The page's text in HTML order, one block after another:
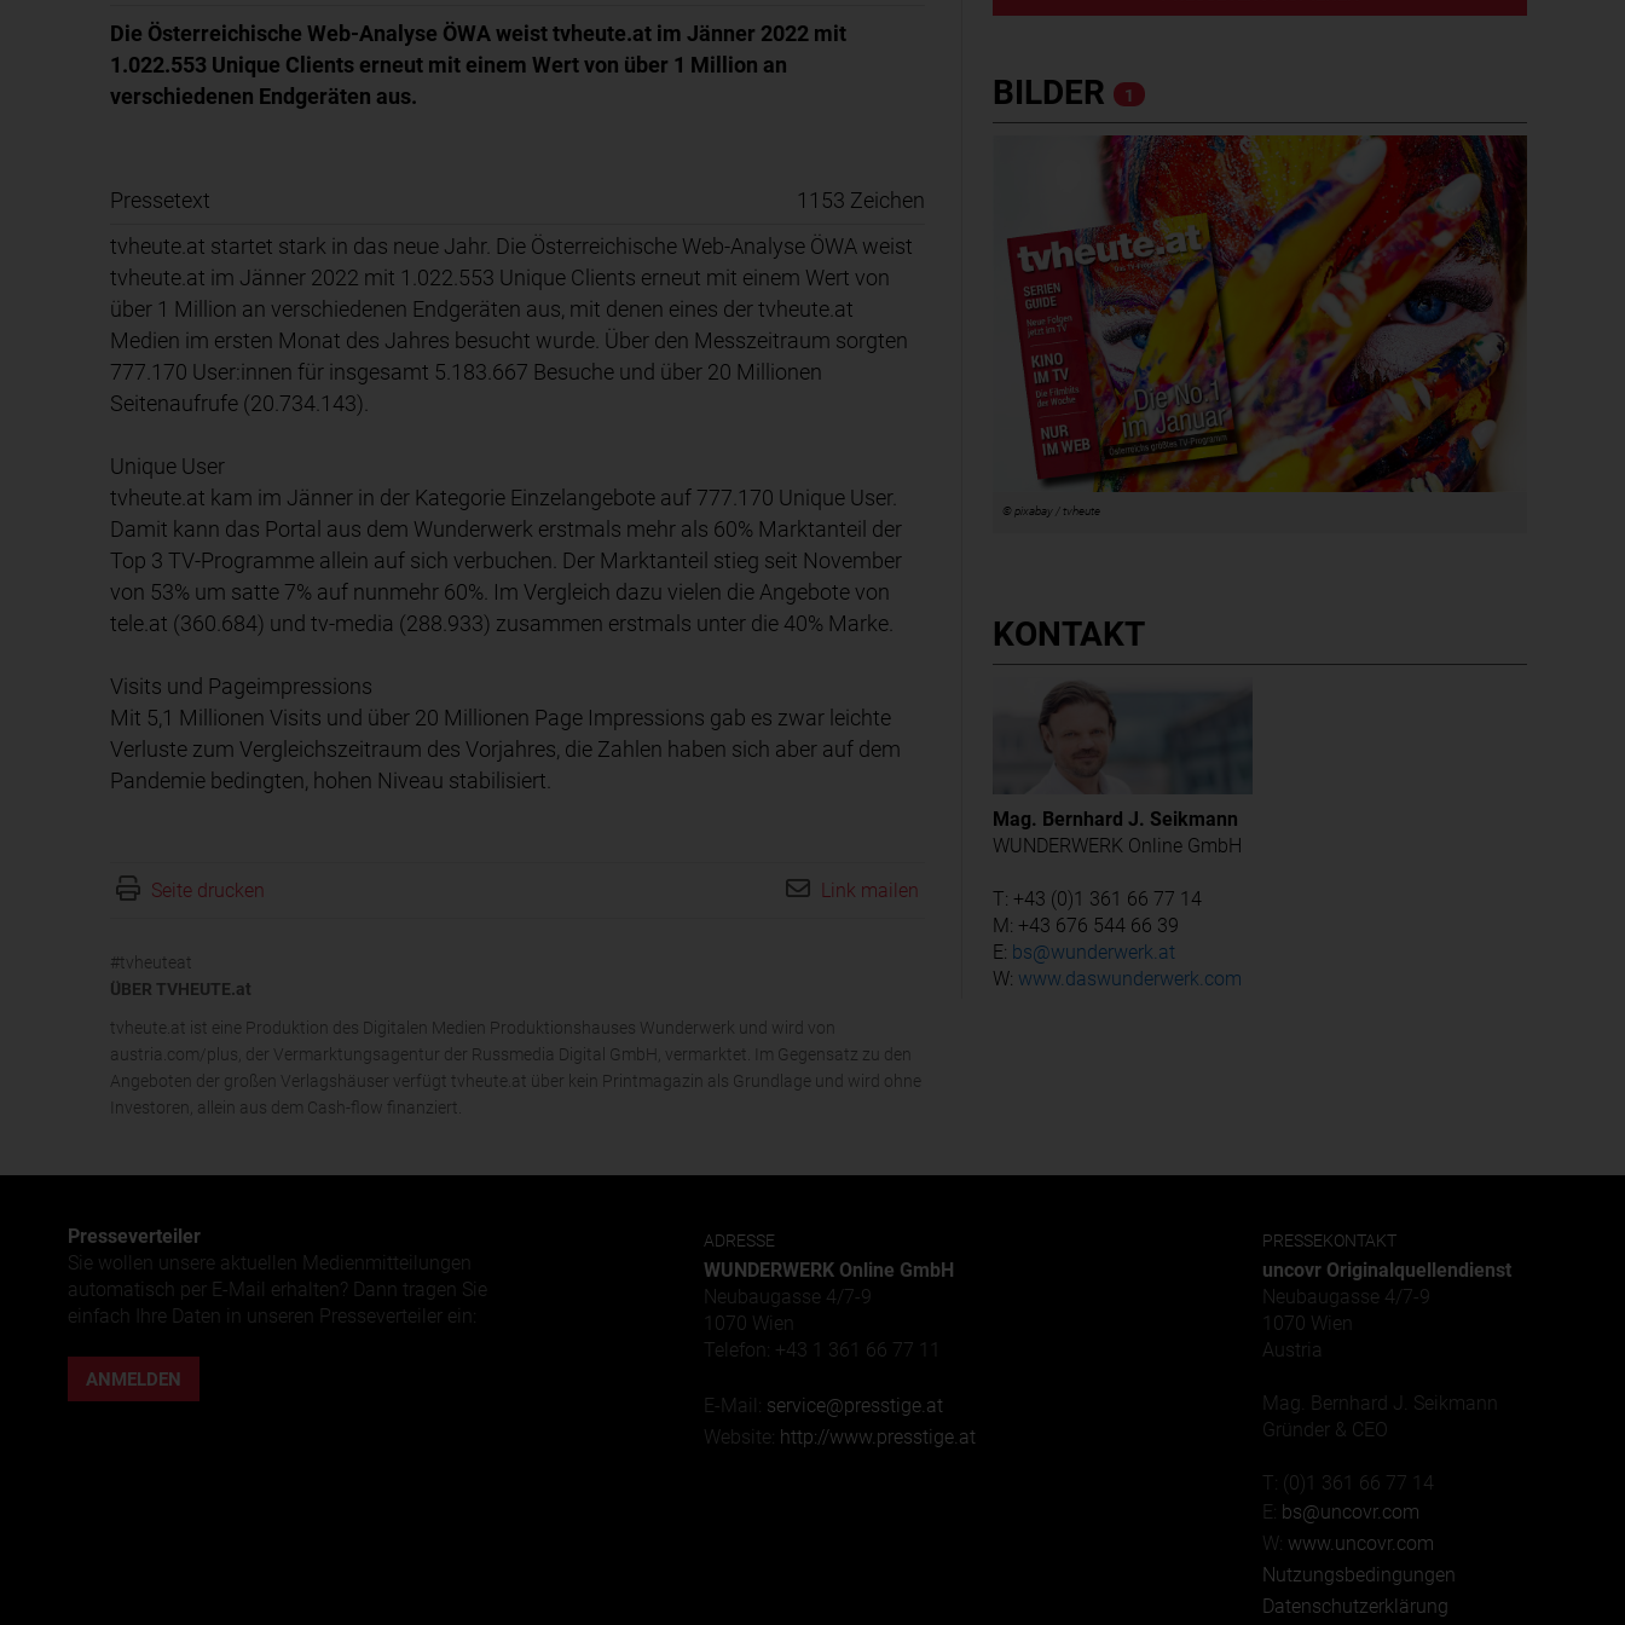
Die Österreichische Web-Analyse ÖWA weist tvheute.at im Jänner 2022 mit
1.022.553 Unique Clients erneut mit einem Wert von über 1 Million an
verschiedenen Endgeräten aus.
Pressetext
1153 Zeichen
tvheute.at startet stark in das neue Jahr. Die Österreichische Web-Analyse ÖWA weist
tvheute.at im Jänner 2022 mit 1.022.553 Unique Clients erneut mit einem Wert von
über 1 Million an verschiedenen Endgeräten aus, mit denen eines der tvheute.at
Medien im ersten Monat des Jahres besucht wurde. Über den Messzeitraum sorgten
777.170 User:innen für insgesamt 5.183.667 Besuche und über 20 Millionen
Seitenaufrufe (20.734.143).
Unique User
tvheute.at kam im Jänner in der Kategorie Einzelangebote auf 777.170 Unique User.
Damit kann das Portal aus dem Wunderwerk erstmals mehr als 60% Marktanteil der
Top 3 TV-Programme allein auf sich verbuchen. Der Marktanteil stieg seit November
von 53% um satte 7% auf nunmehr 60%. Im Vergleich dazu vielen die Angebote von
tele.at (360.684) und tv-media (288.933) zusammen erstmals unter die 40% Marke.
Visits und Pageimpressions
Mit 5,1 Millionen Visits und über 20 Millionen Page Impressions gab es zwar leichte
Verluste zum Vergleichszeitraum des Vorjahres, die Zahlen haben sich aber auf dem
Pandemie bedingten, hohen Niveau stabilisiert.
Seite drucken Link mailen
#tvheuteat
ÜBER TVHEUTE.at
tvheute.at ist eine Produktion des Digitalen Medien Produktionshauses Wunderwerk und wird von
austria.com/plus, der Vermarktungsagentur der Russmedia Digital GmbH, vermarktet. Im Gegensatz zu den
Angeboten der großen Verlagshäuser verfügt tvheute.at über kein Printmagazin als Grundlage und wird ohne
Investoren, allein aus dem Cash-flow finanziert.
BILDER 1
© pixabay / tvheute
KONTAKT
Mag. Bernhard J. Seikmann
WUNDERWERK Online GmbH
T: +43 (0)1 361 66 77 14
M: +43 676 544 66 39
E: bs@wunderwerk.at
W: www.daswunderwerk.com
Presse­verteiler
Sie wollen unsere aktuellen Medienmitteilungen
automatisch per E-Mail erhalten? Dann tragen Sie
einfach Ihre Daten in unseren Presseverteiler ein:
ANMELDEN
ADRESSE
WUNDERWERK Online GmbH
Neubaugasse 4/7-9
1070 Wien
Telefon: +43 1 361 66 77 11
E-Mail: service@presstige.at
Website: http://www.presstige.at
PRESSEKONTAKT
uncovr Originalquellendienst
Neubaugasse 4/7-9
1070 Wien
Austria
Mag. Bernhard J. Seikmann
Gründer & CEO
T: (0)1 361 66 77 14
E: bs@uncovr.com
W: www.uncovr.com
Nutzungsbedingungen
Datenschutzerklärung